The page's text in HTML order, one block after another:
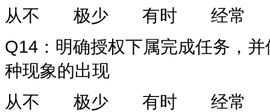
从不
极少 有时
经常
Q14 ：明确授权下属完成任务，
种现象的出现
从不
极少 有时
经常